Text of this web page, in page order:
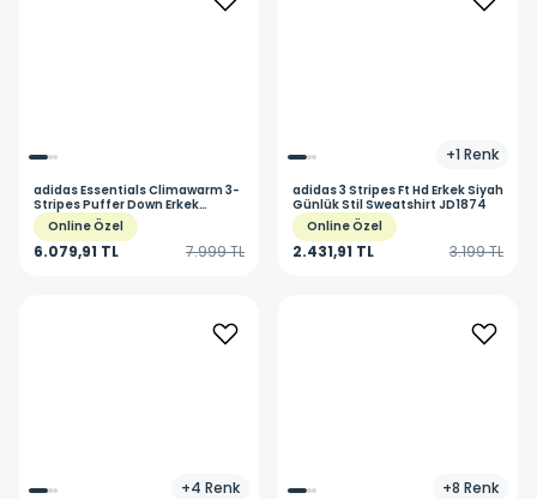
adidasEssentials Climawarm 3-
Stripes Puffer Down Erkek
Lacivert Outdoor Mont JX7799
Online Özel
6.079,91 TL 7.999 TL
+1 Renk
adidas3 Stripes Ft Hd Erkek Siyah
Günlük Stil Sweatshirt JD1874
Online Özel
2.431,91 TL 3.199 TL
+4 Renk +8 Renk